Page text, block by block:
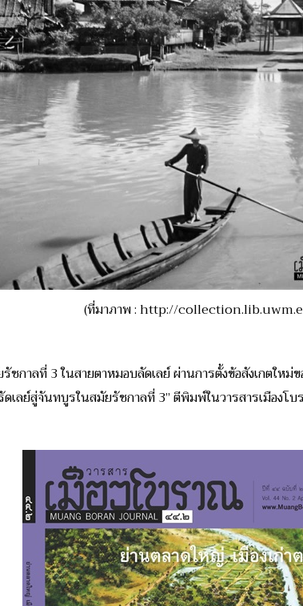
(ที่มาภาพ : http://
ชกาลที่ 3 ในสายตาหมอบลัดเลย์ ผ่านการตั้งข้อสังเกตใหม่
ดเลย์สู่จันทบูรในสมัยรัชกาลที่ 3” ตีพิมพ์ในวารสารเมืองโ